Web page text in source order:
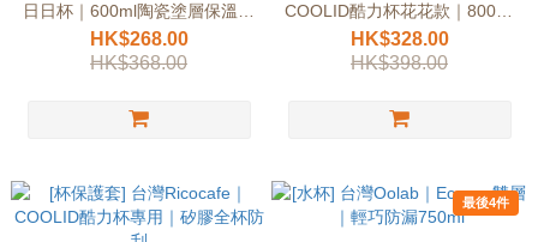
日日杯｜600ml陶瓷塗層保溫保
冷8小時
HK$268.00
HK$368.00
COOLID酷力杯花花款｜800ml
陶瓷塗層
HK$328.00
HK$398.00
最後4件